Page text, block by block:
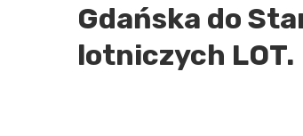
Gdańska do
lotniczych LOT.